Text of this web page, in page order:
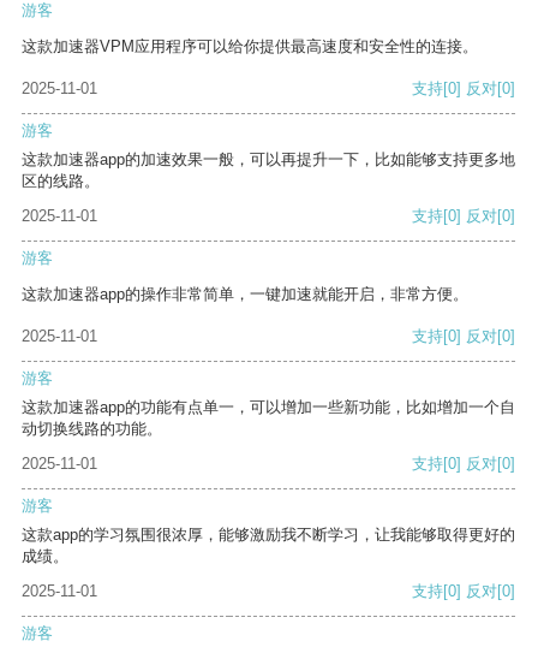
游客
这款加速器VPM应用程序可以给你提供最高速度和安全性的连接。
2025-11-01 支持[0] 反对[0]
游客
这款加速器app的加速效果一般，可以再提升一下，比如能够支持更多地
区的线路。
2025-11-01
支持[0] 反对[0]
游客
这款加速器app的操作非常简单，一键加速就能开启，非常方便。
2025-11-01 支持[0] 反对[0]
游客
这款加速器app的功能有点单一，可以增加一些新功能，比如增加一个自
动切换线路的功能。
2025-11-01
支持[0] 反对[0]
游客
这款app的学习氛围很浓厚，能够激励我不断学习，让我能够取得更好的
成绩。
2025-11-01
支持[0] 反对[0]
游客